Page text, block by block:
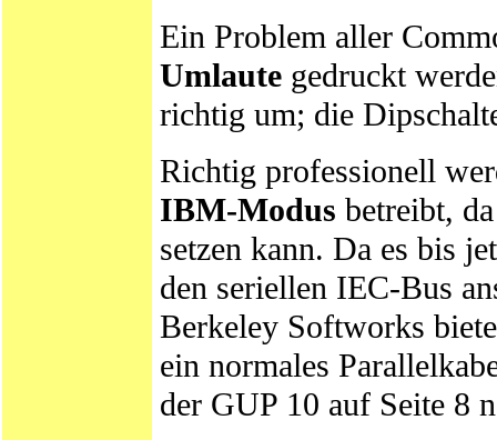
Ein Problem aller
Umlaute gedruckt
richtig um; die
Richtig professionell
IBM-Modus betreibt,
setzen kann. Da es bis
den seriellen IEC-Bus
Berkeley Softworks
ein normales
der GUP 10 auf Seite 8